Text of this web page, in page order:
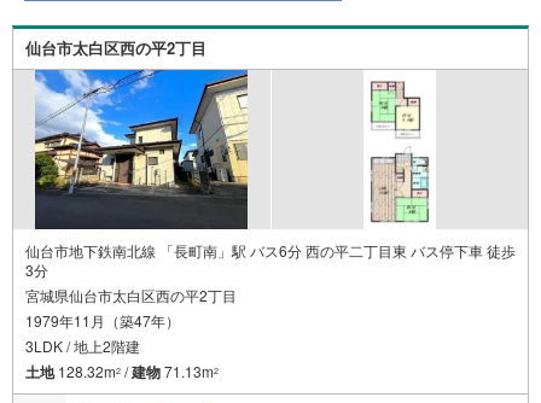
仙台市太白区西の平2丁目
仙台市地下鉄南北線 「長町南」駅 バス6分 西の平二丁目東 バス停下車 徒歩
3分
宮城県仙台市太白区西の平2丁目
1979年11月（築47年）
3LDK / 地上2階建
土地128.32m2 /建物71.13m2